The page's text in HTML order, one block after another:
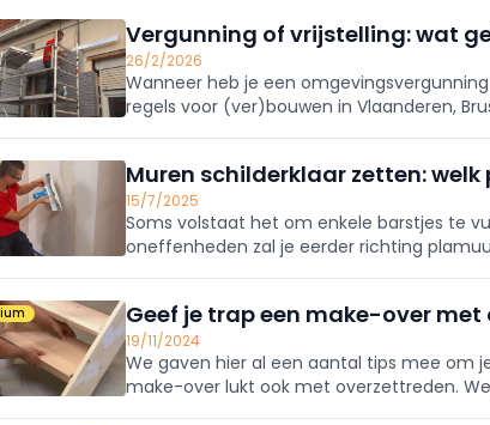
Vergunning of vrijstelling: wat
26/2/2026
Wanneer heb je een
regels voor (ver)bouwen in Vlaanderen,
Muren schilderklaar zetten:
15/7/2025
Soms volstaat het om enkele barstjes te
oneffenheden zal je eerder richting
Geef je trap een make-over
19/11/2024
We gaven hier al een aantal tips mee om
make-over lukt ook met overzettreden.